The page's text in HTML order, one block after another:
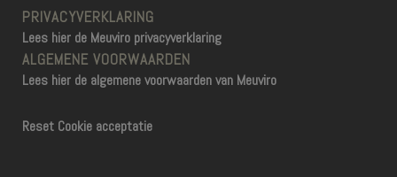
PRIVACYVERKLARING
Lees hier de Meuviro privacyverklaring
ALGEMENE VOORWAARDEN
Lees hier de algemene voorwaarden van Meuviro
Reset Cookie acceptatie